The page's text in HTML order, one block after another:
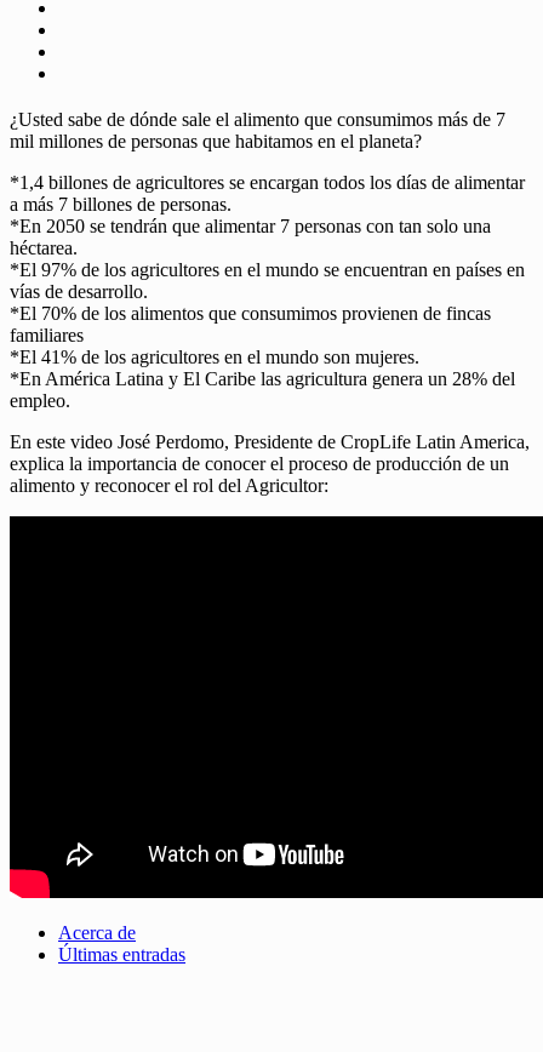
¿Usted sabe de dónde sale el alimento que consumimos más de 7
mil millones de personas que habitamos en el planeta?
*1,4 billones de agricultores se encargan todos los días de alimentar
a más 7 billones de personas.
*En 2050 se tendrán que alimentar 7 personas con tan solo una
héctarea.
*El 97% de los agricultores en el mundo se encuentran en países en
vías de desarrollo.
*El 70% de los alimentos que consumimos provienen de fincas
familiares
*El 41% de los agricultores en el mundo son mujeres.
*En América Latina y El Caribe las agricultura genera un 28% del
empleo.
En este video José Perdomo, Presidente de CropLife Latin America,
explica la importancia de conocer el proceso de producción de un
alimento y reconocer el rol del Agricultor:
Acerca de
Últimas entradas